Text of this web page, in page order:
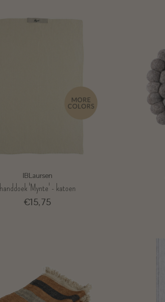
IBLaursen
handdoek 'Mynte' - katoen
€15,75